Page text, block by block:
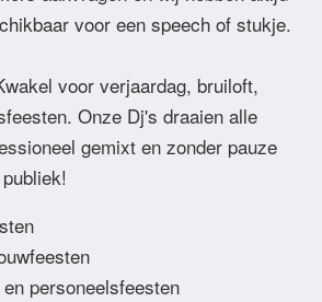
voor een speech of stukje.
voor verjaardag, bruiloft,
Onze Dj's draaien alle
gemixt en zonder pauze
personeelsfeesten